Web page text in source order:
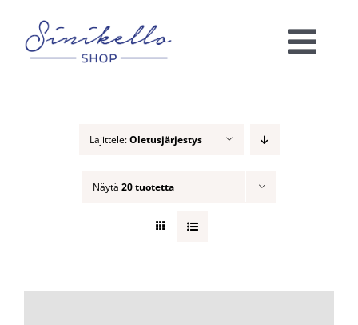
content
Lajittele:Oletusjärjestys
Näytä 20 tuotetta